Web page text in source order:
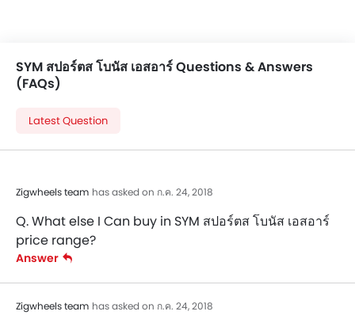
SYM สปอร์ตส โบนัส เอสอาร์ Questions & Answers
(FAQs)
Latest Question
Zigwheels team has asked on ก.ค. 24, 2018
Q. What else I Can buy in SYM สปอร์ตส โบนัส เอสอาร์
price range?
Answer
Zigwheels team has asked on ก.ค. 24, 2018